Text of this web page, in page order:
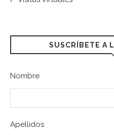
SUSCRÍBETE A
Nombre
Apellidos